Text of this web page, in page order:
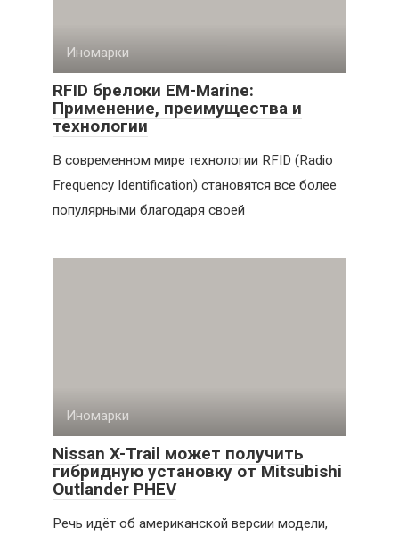
Иномарки
RFID брелоки EM-Marine:
Применение, преимущества и
технологии
В современном мире технологии RFID (Radio
Frequency Identification) становятся все более
популярными благодаря своей
Иномарки
Nissan X-Trail может получить
гибридную установку от Mitsubishi
Outlander PHEV
Речь идёт об американской версии модели,